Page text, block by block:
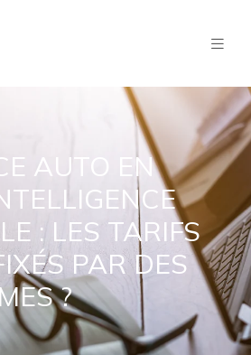
AUTO EN
: LES TARIFS
PAR DES
?